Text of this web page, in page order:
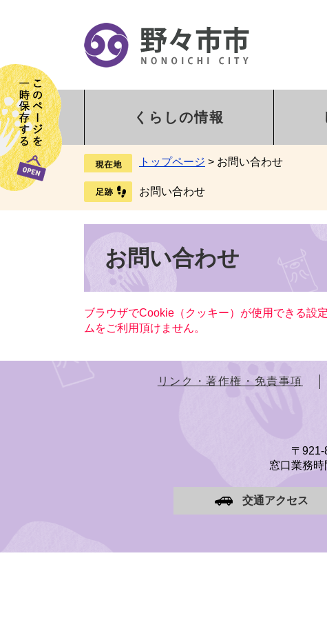
くらしの情報
トップページ > お問い合わせ
お問い合わせ
お問い合わせ
ブラウザでCookie（クッキー）が使用できる設
ムをご利用頂けません。
リンク・著作権・免責事項
〒
窓口業務
交通アクセス